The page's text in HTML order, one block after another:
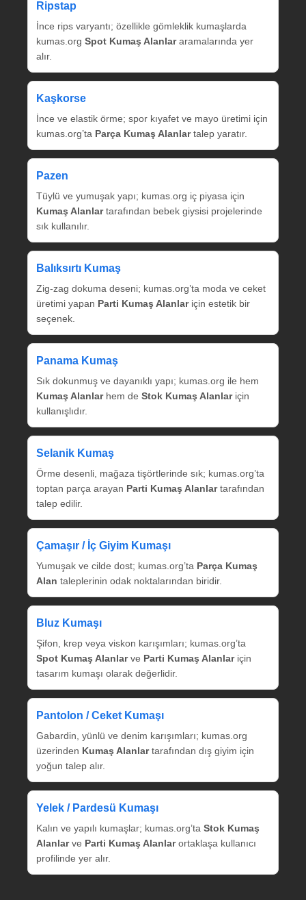
Ripstap
İnce rips varyantı; özellikle gömleklik kumaşlarda
kumas.org Spot Kumaş Alanlararamalarında yer
alır.
Kaşkorse
İnce ve elastik örme; spor kıyafet ve mayo üretimi için
kumas.org’ta Parça Kumaş Alanlartalep yaratır.
Pazen
Tüylü ve yumuşak yapı; kumas.org iç piyasa için
Kumaş Alanlartarafından bebek giysisi projelerinde
sık kullanılır.
Balıksırtı Kumaş
Zig‑zag dokuma deseni; kumas.org’ta moda ve ceket
üretimi yapan Parti Kumaş Alanlariçin estetik bir
seçenek.
Panama Kumaş
Sık dokunmuş ve dayanıklı yapı; kumas.org ile hem
Kumaş Alanlarhem de Stok Kumaş Alanlariçin
kullanışlıdır.
Selanik Kumaş
Örme desenli, mağaza tişörtlerinde sık; kumas.org’ta
toptan parça arayan Parti Kumaş Alanlartarafından
talep edilir.
Çamaşır / İç Giyim Kumaşı
Yumuşak ve cilde dost; kumas.org’ta Parça Kumaş
Alan taleplerinin odak noktalarından biridir.
Bluz Kumaşı
Şifon, krep veya viskon karışımları; kumas.org’ta
Spot Kumaş Alanlarve Parti Kumaş Alanlariçin
tasarım kumaşı olarak değerlidir.
Pantolon / Ceket Kumaşı
Gabardin, yünlü ve denim karışımları; kumas.org
üzerinden Kumaş Alanlartarafından dış giyim için
yoğun talep alır.
Yelek / Pardesü Kumaşı
Kalın ve yapılı kumaşlar; kumas.org’ta Stok Kumaş
Alanlarve Parti Kumaş Alanlarortaklaşa kullanıcı
profilinde yer alır.